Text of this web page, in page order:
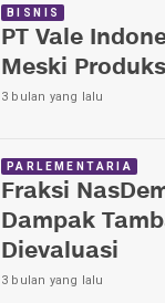
BISNIS
PT Vale
Meski
3 bulan yang lalu
PARLEMENTARIA
Fraksi
Dampak
Dievaluasi
3 bulan yang lalu